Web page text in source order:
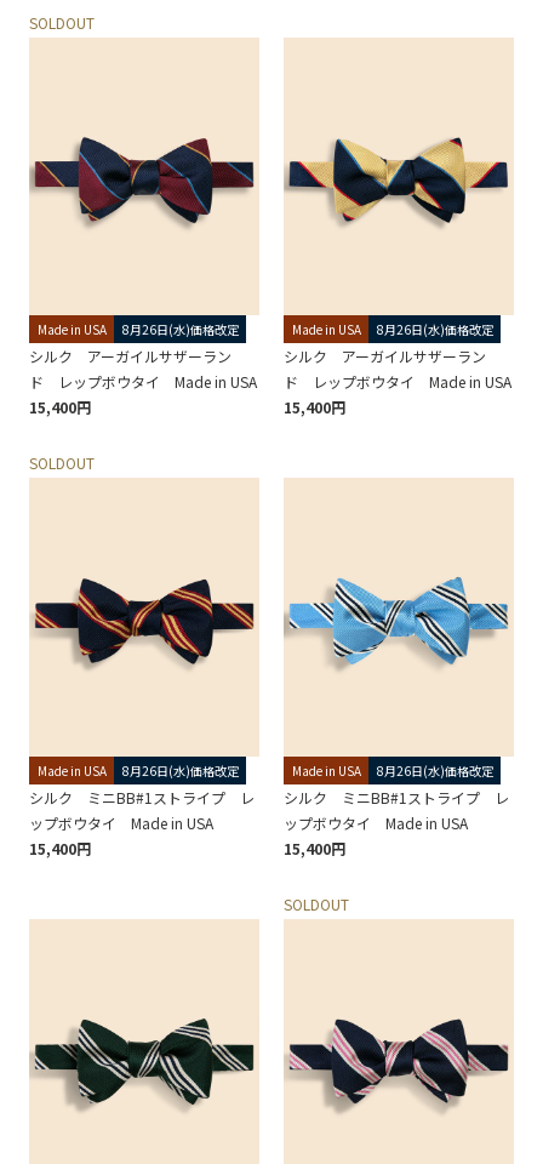
SOLDOUT
Made in USA 8月26日(水)価格改定
シルク アーガイルサザーラン
ド レップボウタイ Made in USA
15,400円
Made in USA 8月26日(水)価格改定
シルク アーガイルサザーラン
ド レップボウタイ Made in USA
15,400円
SOLDOUT
Made in USA 8月26日(水)価格改定
シルク ミニBB#1ストライプ レ
ップボウタイ Made in USA
15,400円
Made in USA 8月26日(水)価格改定
シルク ミニBB#1ストライプ レ
ップボウタイ Made in USA
15,400円
SOLDOUT